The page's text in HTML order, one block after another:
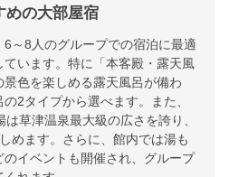
めの大部屋宿
～8人のグループでの宿泊に最適
います。特に「本客殿・露天風
色を楽しめる露天風呂が備わ
2タイプから選べます。また、
草津温泉最大級の広さを誇り、
めます。さらに、館内では湯も
イベントも開催され、グループ